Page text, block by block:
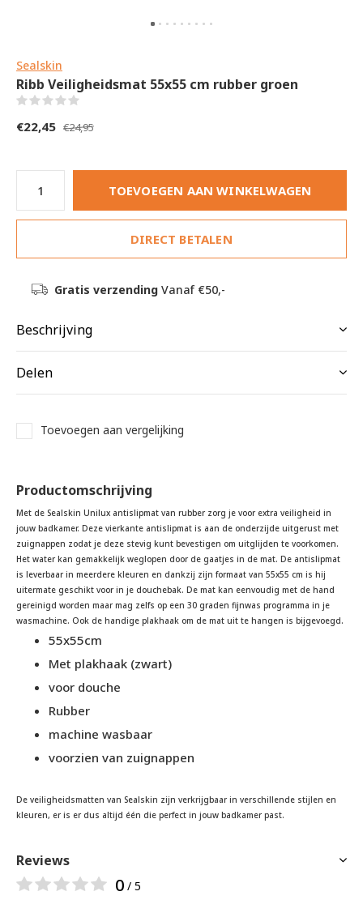
Sealskin
Ribb Veiligheidsmat 55x55 cm rubber groen
€22,45 €24,95
TOEVOEGEN AAN WINKELWAGEN
DIRECT BETALEN
Gratis verzendingVanaf €50,-
Beschrijving
Delen
Toevoegen aan vergelijking
Productomschrijving
Met de Sealskin Unilux antislipmat van rubber zorg je voor extra veiligheid in
jouw badkamer. Deze vierkante antislipmat is aan de onderzijde uitgerust met
zuignappen zodat je deze stevig kunt bevestigen om uitglijden te voorkomen.
Het water kan gemakkelijk weglopen door de gaatjes in de mat. De antislipmat
is leverbaar in meerdere kleuren en dankzij zijn formaat van 55x55 cm is hij
uitermate geschikt voor in je douchebak. De mat kan eenvoudig met de hand
gereinigd worden maar mag zelfs op een 30 graden fijnwas programma in je
wasmachine. Ook de handige plakhaak om de mat uit te hangen is bijgevoegd.
55x55cm
Met plakhaak (zwart)
voor douche
Rubber
machine wasbaar
voorzien van zuignappen
De veiligheidsmatten van Sealskin zijn verkrijgbaar in verschillende stijlen en
kleuren, er is er dus altijd één die perfect in jouw badkamer past.
Reviews
0 / 5